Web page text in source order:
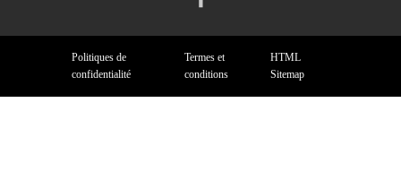
Politiques de
confidentialité
Termes et
conditions
HTML
Sitemap